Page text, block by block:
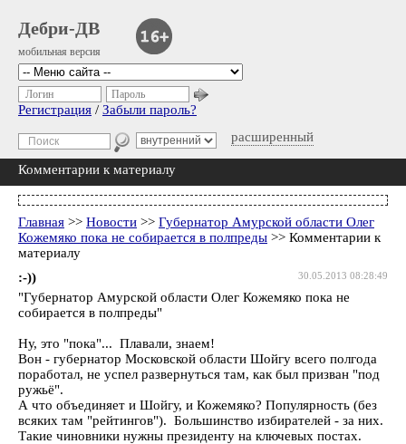
Дебри-ДВ
мобильная версия
расширенный
Логин Пароль
Регистрация / Забыли пароль?
Комментарии к материалу
Главная >> Новости >> Губернатор Амурской области Олег
Кожемяко пока не собирается в полпреды >> Комментарии к
материалу
30.05.2013 08:28:49
:-))
"Губернатор Амурской области Олег Кожемяко пока не
собирается в полпреды"
Ну, это "пока"... Плавали, знаем!
Вон - губернатор Московской области Шойгу всего полгода
поработал, не успел развернуться там, как был призван "под
ружьё".
А что объединяет и Шойгу, и Кожемяко? Популярность (без
всяких там "рейтингов"). Большинство избирателей - за них.
Такие чиновники нужны президенту на ключевых постах.